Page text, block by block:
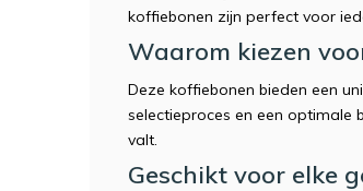
koffiebonen zijn perfect voor
Waarom kiezen
Deze koffiebonen bieden een
selectieproces en een optimale
valt.
Geschikt voor elke